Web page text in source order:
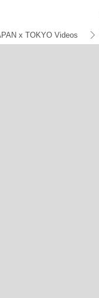
x TOKYO Videos